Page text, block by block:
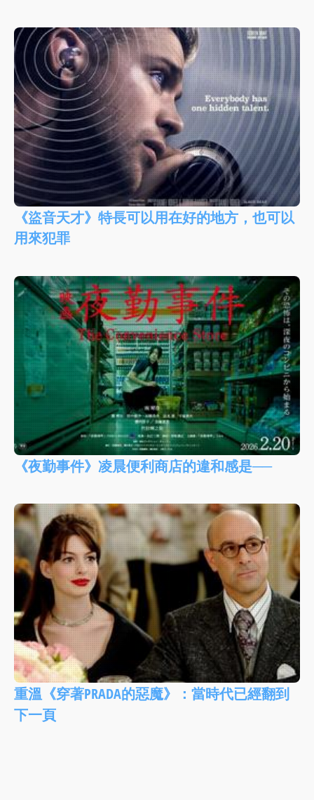
《盜音天才》特長可以用在好的地方，也可以
用來犯罪
《夜勤事件》凌晨便利商店的違和感是──
重溫《穿著PRADA的惡魔》：當時代已經翻到
下一頁